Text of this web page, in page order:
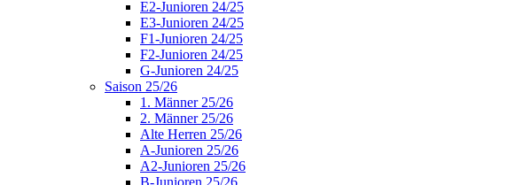
E2-Junioren 24/25
E3-Junioren 24/25
F1-Junioren 24/25
F2-Junioren 24/25
G-Junioren 24/25
Saison 25/26
1. Männer 25/26
2. Männer 25/26
Alte Herren 25/26
A-Junioren 25/26
A2-Junioren 25/26